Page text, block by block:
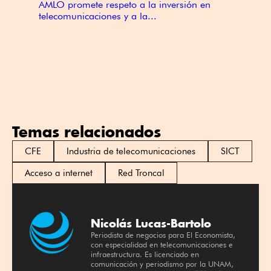
AMLO promete respeto a la inversión en
telecomunicaciones y a la...
Temas relacionados
CFE Industria de telecomunicaciones
SICT
Acceso a internet
Red Troncal
Nicolás Lucas-Bartolo
Periodista de negocios para El Economista,
con especialidad en telecomunicaciones e
infraestructura. Es licenciado en
comunicación y periodismo por la UNAM,